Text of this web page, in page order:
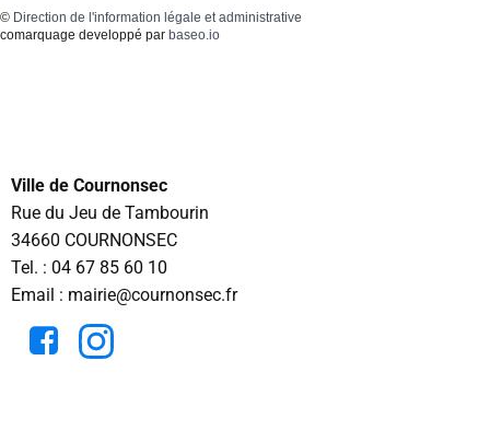
© Direction de l'information légale et administrative
comarquage developpé par baseo.io
Ville de Cournonsec
Rue du Jeu de Tambourin
34660 COURNONSEC
Tel. : 04 67 85 60 10
Email : mairie@cournonsec.fr